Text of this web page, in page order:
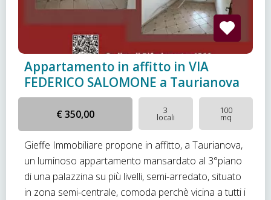
Appartamento in affitto in VIA
FEDERICO SALOMONE a Taurianova
€ 350,00 3
locali
100
mq
Gieffe Immobiliare propone in affitto, a Taurianova,
un luminoso appartamento mansardato al 3°piano
di una palazzina su più livelli, semi-arredato, situato
in zona semi-centrale, comoda perchè vicina a tutti i